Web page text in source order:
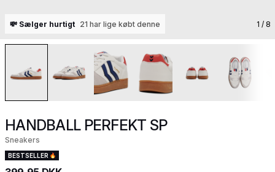
💸 Sælger hurtigt 21 har lige købt denne 1 / 8
HANDBALL PERFEKT SP
Sneakers
BESTSELLER